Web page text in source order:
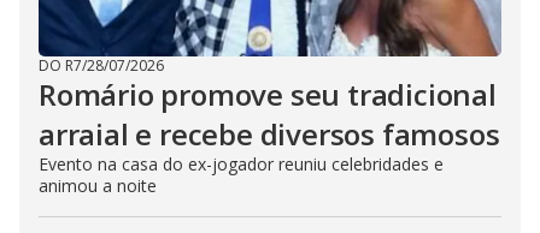
DO R7/28/07/2026
Romário promove seu tradicional
arraial e recebe diversos famosos
Evento na casa do ex-jogador reuniu celebridades e
animou a noite